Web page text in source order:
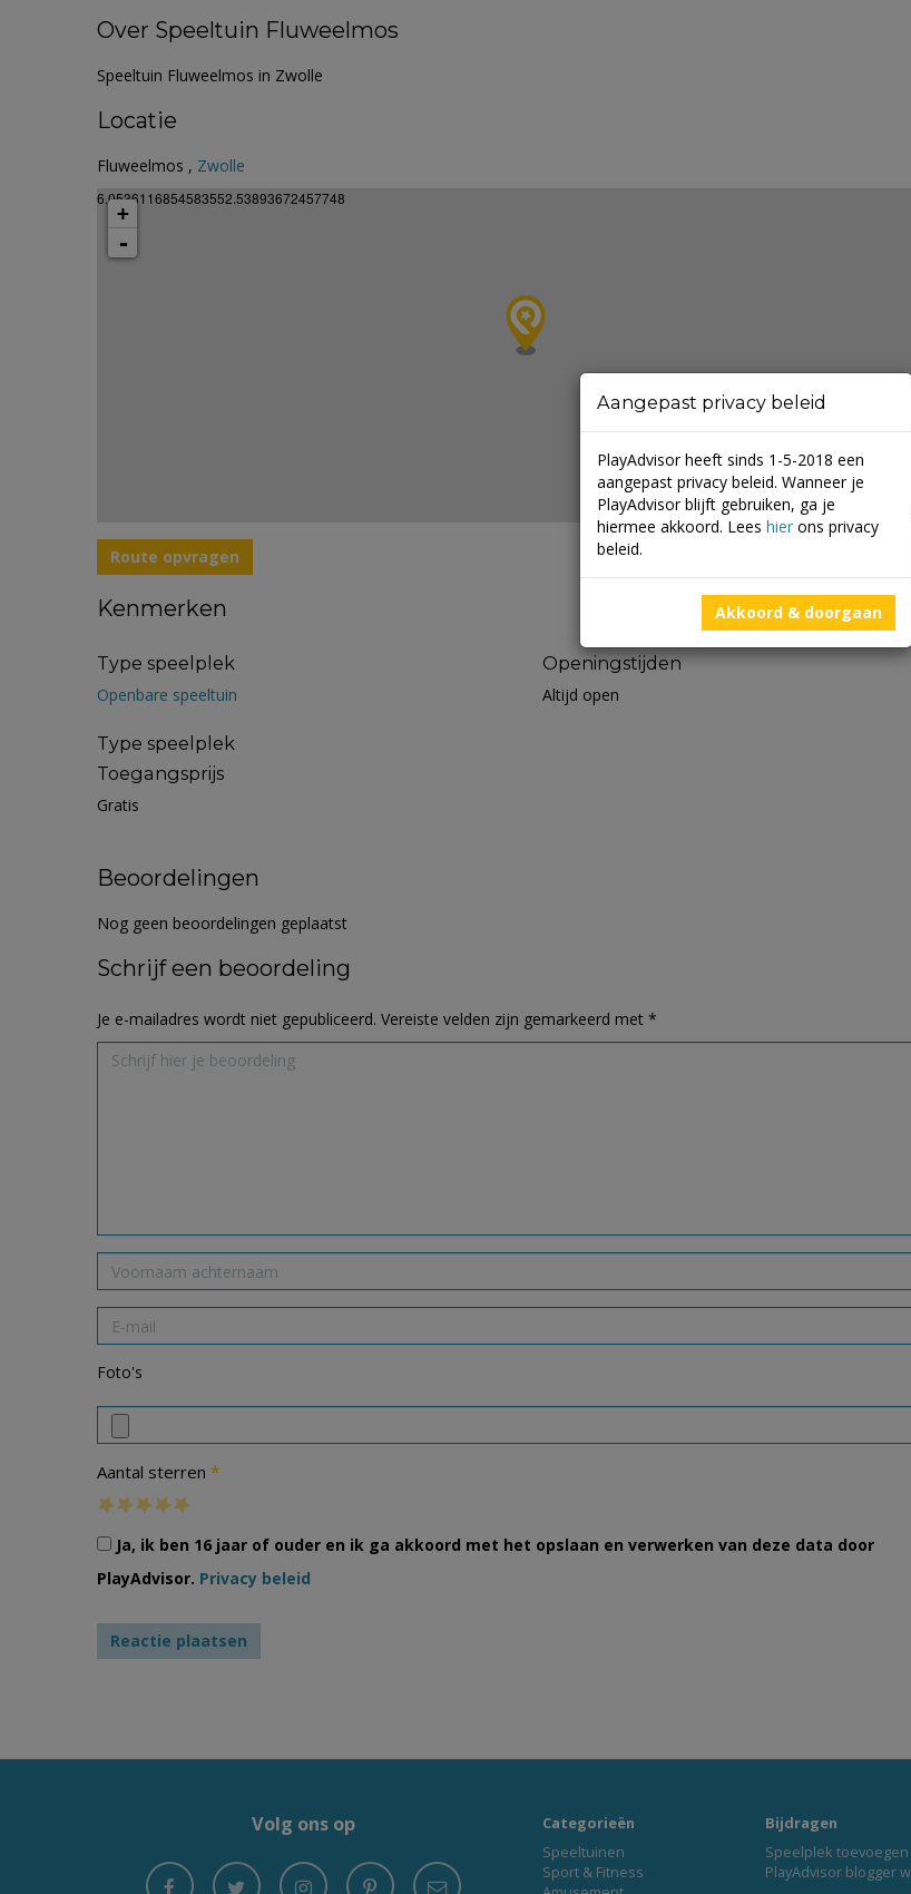
Over Speeltuin Fluweelmos
Speeltuin Fluweelmos in Zwolle
Locatie
Fluweelmos , Zwolle
6.0536116854583552.53893672457748
+
-
Leaflet| ©Mapbox
Route opvragen
Kenmerken
Type speelplek
Openbare speeltuin
Type speelplek
Toegangsprijs
Gratis
Openingstijden
Altijd open
Beoordelingen
Nog geen beoordelingen geplaatst
Schrijf een beoordeling
Je e-mailadres wordt niet gepubliceerd. Vereiste velden zijn gemarkeerd met *
Foto's
Aantal sterren *
Ja, ik ben 16 jaar of ouder en ik ga akkoord met het opslaan en verwerken van deze data door
PlayAdvisor. Privacy beleid
Volg ons op
Categorieën
Speeltuinen
Sport & Fitness
Bijdragen
Speelplek toevoegen
PlayAdvisor blogger
Aangepast privacy beleid
PlayAdvisor heeft sinds 1-5-2018 een
aangepast privacy beleid. Wanneer je
PlayAdvisor blijft gebruiken, ga je
hiermee akkoord. Lees hier ons privacy
beleid.
Akkoord & doorgaan